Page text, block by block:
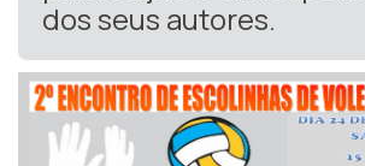
dos seus autores.